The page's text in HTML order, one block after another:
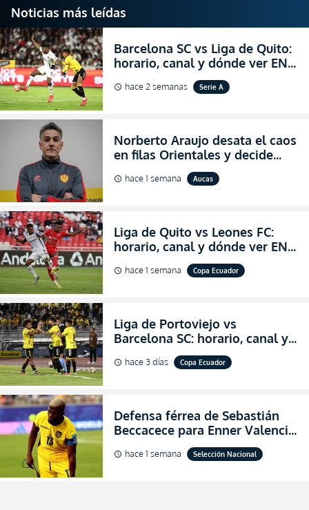
Noticias más leídas
Barcelona SC vs Liga de Quito:
horario, canal y dónde ver EN
VIVO la Fecha 22 de la LigaPro
2026
schedule hace 2 semanas Serie A
Norberto Araujo desata el caos
en filas Orientales y decide
abandonar la dirección técnica
de Aucas
schedule hace 1 semana Aucas
Liga de Quito vs Leones FC:
horario, canal y dónde ver EN
VIVO los octavos de final de la
Copa Ecuador 2026
schedule hace 1 semana Copa Ecuador
Liga de Portoviejo vs
Barcelona SC: horario, canal y
dónde ver EN VIVO los octavos
de final de la Copa Ecuador
schedule hace 3 días Copa Ecuador
Defensa férrea de Sebastián
Beccacece para Enner Valencia
al indicar que era el hombre
indicado para Ecuador
schedule hace 1 semana Selección Nacional